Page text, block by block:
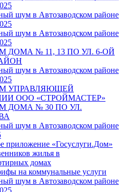
шум в Автозаводском районе
шум в Автозаводском районе
ДОМА № 11, 13 ПО УЛ. 6-ОЙ
шум в Автозаводском районе
УПРАВЛЯЮЩЕЙ
ООО «СТРОЙМАСТЕР»
ДОМА № 30 ПО УЛ.
шум в Автозаводском районе
приложение «Госуслуги.Дом»
жилья в
домах
на коммунальные услуги
шум в Автозаводском районе